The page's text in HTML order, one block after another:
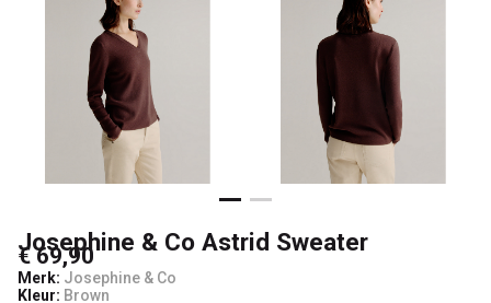
Woman
Josephine & Co Astrid Sweater
€ 69,90
Merk: Josephine & Co
Kleur: Brown